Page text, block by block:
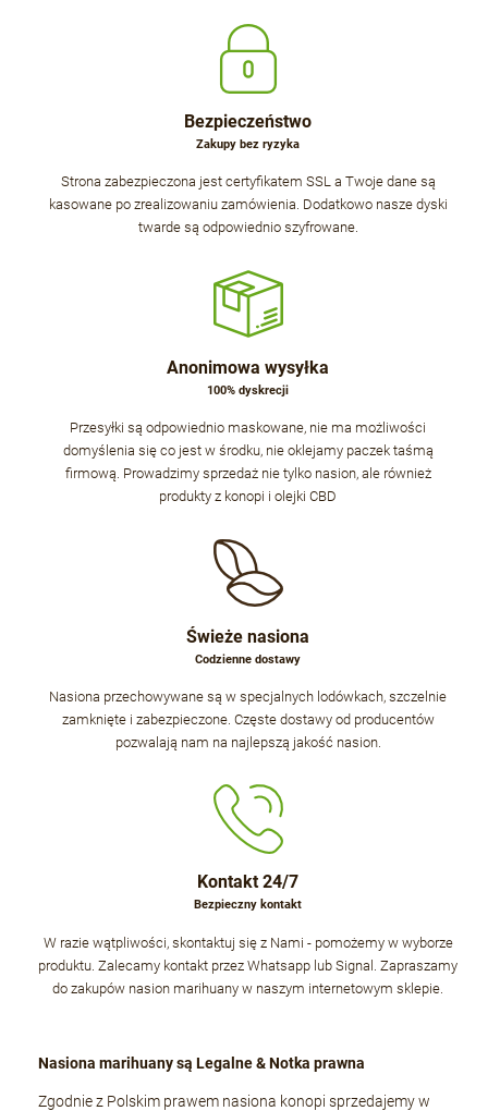
Bezpieczeństwo
Zakupy bez ryzyka
Strona zabezpieczona jest certyfikatem SSL a Twoje dane są
kasowane po zrealizowaniu zamówienia. Dodatkowo nasze dyski
twarde są odpowiednio szyfrowane.
Anonimowa wysyłka
100% dyskrecji
Przesyłki są odpowiednio maskowane, nie ma możliwości
domyślenia się co jest w środku, nie oklejamy paczek taśmą
firmową. Prowadzimy sprzedaż nie tylko nasion, ale również
produkty z konopi i olejki CBD
Świeże nasiona
Codzienne dostawy
Nasiona przechowywane są w specjalnych lodówkach, szczelnie
zamknięte i zabezpieczone. Częste dostawy od producentów
pozwalają nam na najlepszą jakość nasion.
Kontakt 24/7
Bezpieczny kontakt
W razie wątpliwości, skontaktuj się z Nami - pomożemy w wyborze
produktu. Zalecamy kontakt przez Whatsapp lub Signal. Zapraszamy
do zakupów nasion marihuany w naszym internetowym sklepie.
Nasiona marihuany są Legalne & Notka prawna
Zgodnie z Polskim prawem nasiona konopi sprzedajemy w